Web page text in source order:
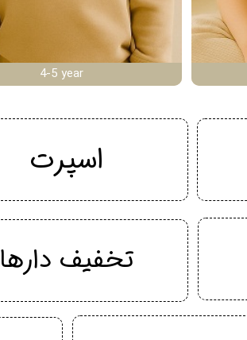
4-5 year
اسپرت
تخفیف دارها